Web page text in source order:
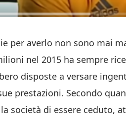
per averlo non sono mai
nel 2015 ha sempre
disposte a versare
prestazioni. Secondo
società di essere ceduto,